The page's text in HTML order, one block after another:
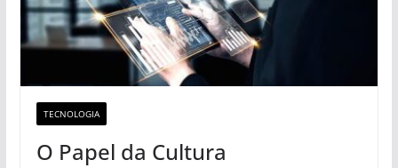
TECNOLOGIA
O Papel da Cultura